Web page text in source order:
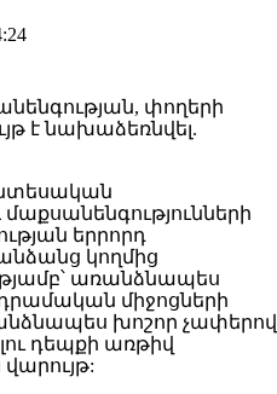
երրորդ
անձանց կողմից
առանձնապես
միջոցների
խոշոր չափերով
դեպքի առթիվ